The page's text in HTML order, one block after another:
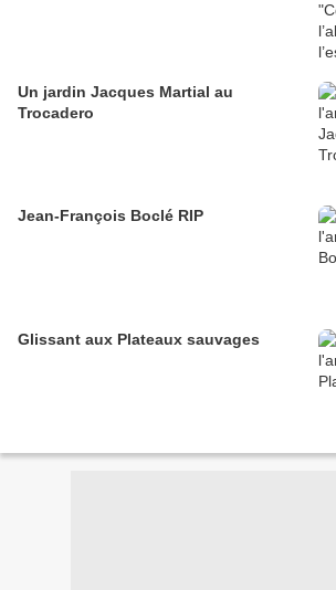
Un jardin Jacques Martial au
Trocadero
Jean-François Boclé RIP
Glissant aux Plateaux sauvages